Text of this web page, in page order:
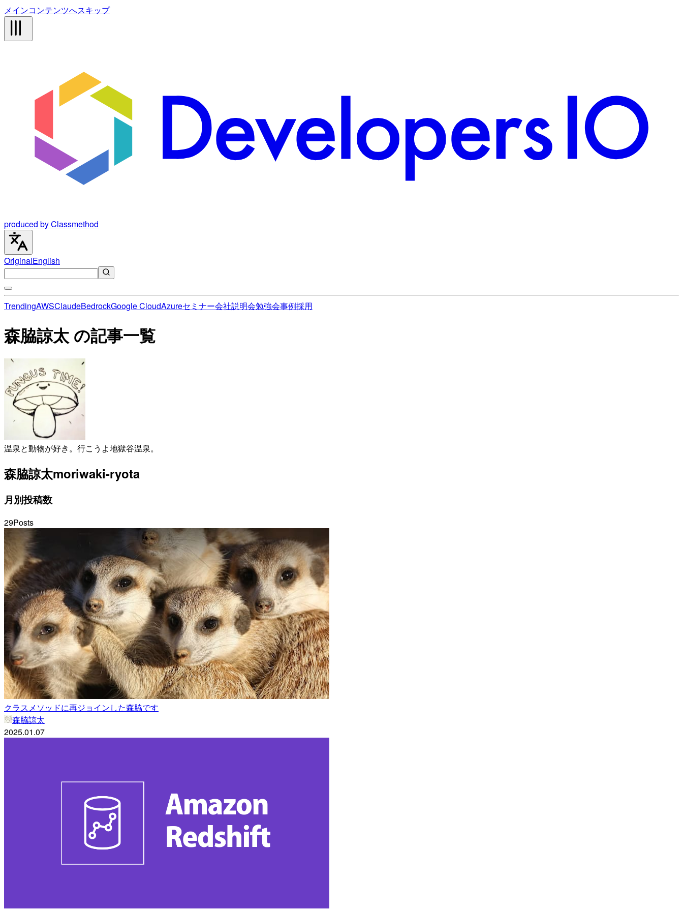
メインコンテンツへスキップ
produced by Classmethod
OriginalEnglish
TrendingAWSClaudeBedrockGoogle CloudAzureセミナー会社説明会勉強会事例採用
森脇諒太 の記事一覧
温泉と動物が好き。行こうよ地獄谷温泉。
森脇諒太moriwaki-ryota
月別投稿数
29Posts
クラスメソッドに再ジョインした森脇です
森脇諒太
2025.01.07